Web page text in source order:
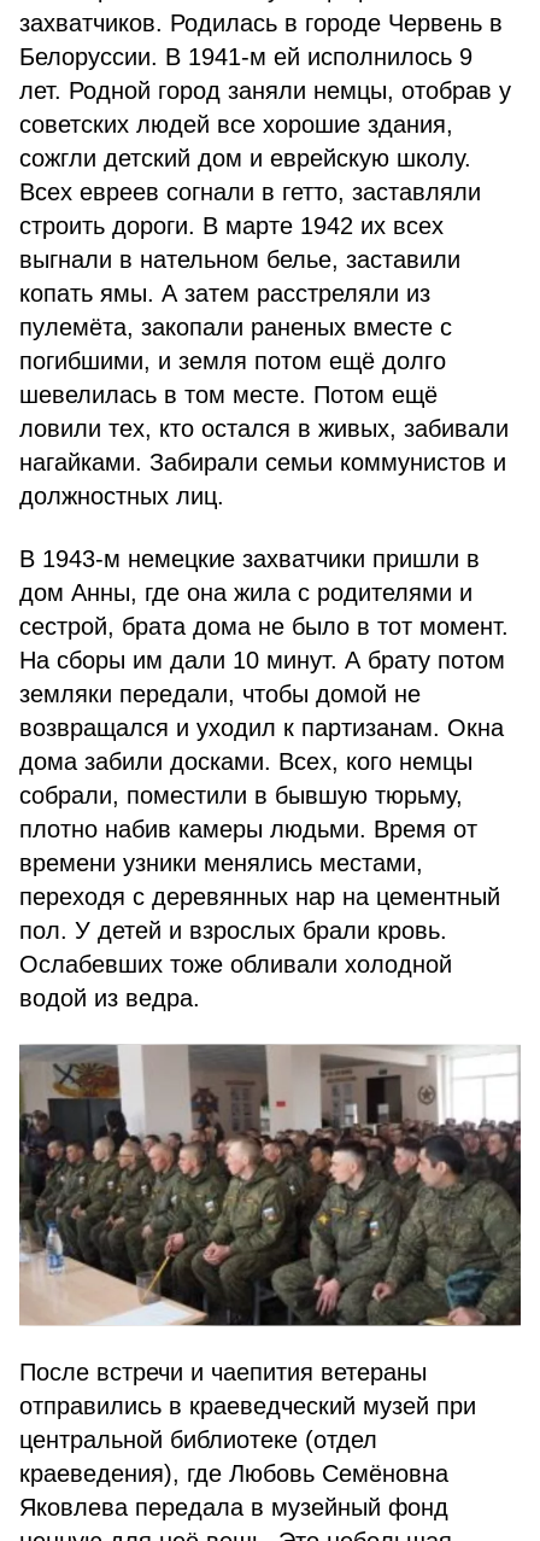
захватчиков. Родилась в городе Червень в
Белоруссии. В 1941-м ей исполнилось 9
лет. Родной город заняли немцы, отобрав у
советских людей все хорошие здания,
сожгли детский дом и еврейскую школу.
Всех евреев согнали в гетто, заставляли
строить дороги. В марте 1942 их всех
выгнали в нательном белье, заставили
копать ямы. А затем расстреляли из
пулемёта, закопали раненых вместе с
погибшими, и земля потом ещё долго
шевелилась в том месте. Потом ещё
ловили тех, кто остался в живых, забивали
нагайками. Забирали семьи коммунистов и
должностных лиц.
В 1943-м немецкие захватчики пришли в
дом Анны, где она жила с родителями и
сестрой, брата дома не было в тот момент.
На сборы им дали 10 минут. А брату потом
земляки передали, чтобы домой не
возвращался и уходил к партизанам. Окна
дома забили досками. Всех, кого немцы
собрали, поместили в бывшую тюрьму,
плотно набив камеры людьми. Время от
времени узники менялись местами,
переходя с деревянных нар на цементный
пол. У детей и взрослых брали кровь.
Ослабевших тоже обливали холодной
водой из ведра.
После встречи и чаепития ветераны
отправились в краеведческий музей при
центральной библиотеке (отдел
краеведения), где Любовь Семёновна
Яковлева передала в музейный фонд